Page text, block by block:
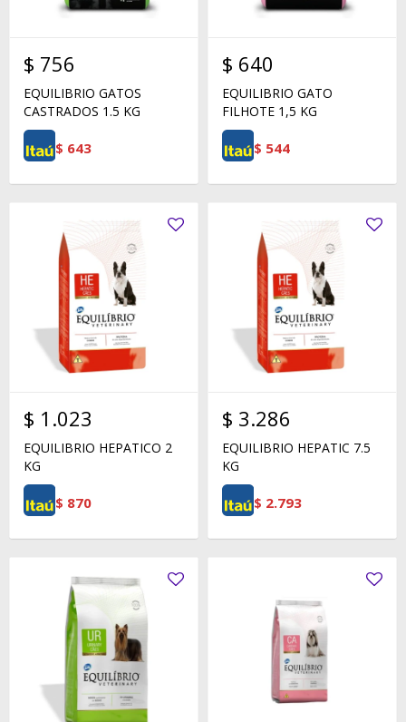
$ 756
EQUILIBRIO GATOS
CASTRADOS 1.5 KG
$ 643
$ 640
EQUILIBRIO GATO
FILHOTE 1,5 KG
$ 544
$ 1.023
EQUILIBRIO HEPATICO 2
KG
$ 870
$ 3.286
EQUILIBRIO HEPATIC 7.5
KG
$ 2.793